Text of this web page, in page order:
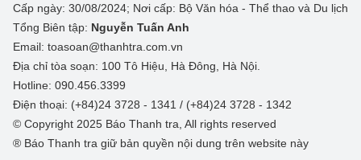
Cấp ngày: 30/08/2024; Nơi cấp: Bộ Văn hóa - Thể thao và Du lịch
Tổng Biên tập: Nguyễn Tuấn Anh
Email: toasoan@thanhtra.com.vn
Địa chỉ tòa soạn: 100 Tô Hiệu, Hà Đông, Hà Nội.
Hotline: 090.456.3399
Điện thoại: (+84)24 3728 - 1341 / (+84)24 3728 - 1342
© Copyright 2025 Báo Thanh tra, All rights reserved
® Báo Thanh tra giữ bản quyền nội dung trên website này